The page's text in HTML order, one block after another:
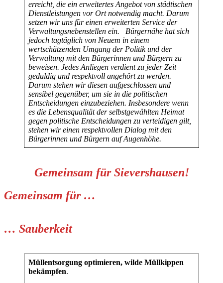
erreicht, die ein erweitertes Angebot von städtischen
Dienstleistungen vor Ort notwendig macht. Darum
setzen wir uns für einen erweiterten Service der
Verwaltungsnebenstellen ein.
Bürgernähe hat sich
jedoch tagtäglich von Neuem in einem
wertschätzenden Umgang der Politik und der
Verwaltung mit den Bürgerinnen und Bürgern zu
beweisen. Jedes Anliegen verdient zu jeder Zeit
geduldig und respektvoll angehört zu werden.
Darum stehen wir diesen aufgeschlossen und
sensibel gegenüber, um sie in die politischen
Entscheidungen einzubeziehen. Insbesondere wenn
es die Lebensqualität der selbstgewählten Heimat
gegen politische Entscheidungen zu verteidigen gilt,
stehen wir einen respektvollen Dialog mit den
Bürgerinnen und Bürgern auf Augenhöhe.
Gemeinsam für Sievershausen!
Gemeinsam für …
… Sauberkeit
Müllentsorgung optimieren, wilde Müllkippen
bekämpfen.